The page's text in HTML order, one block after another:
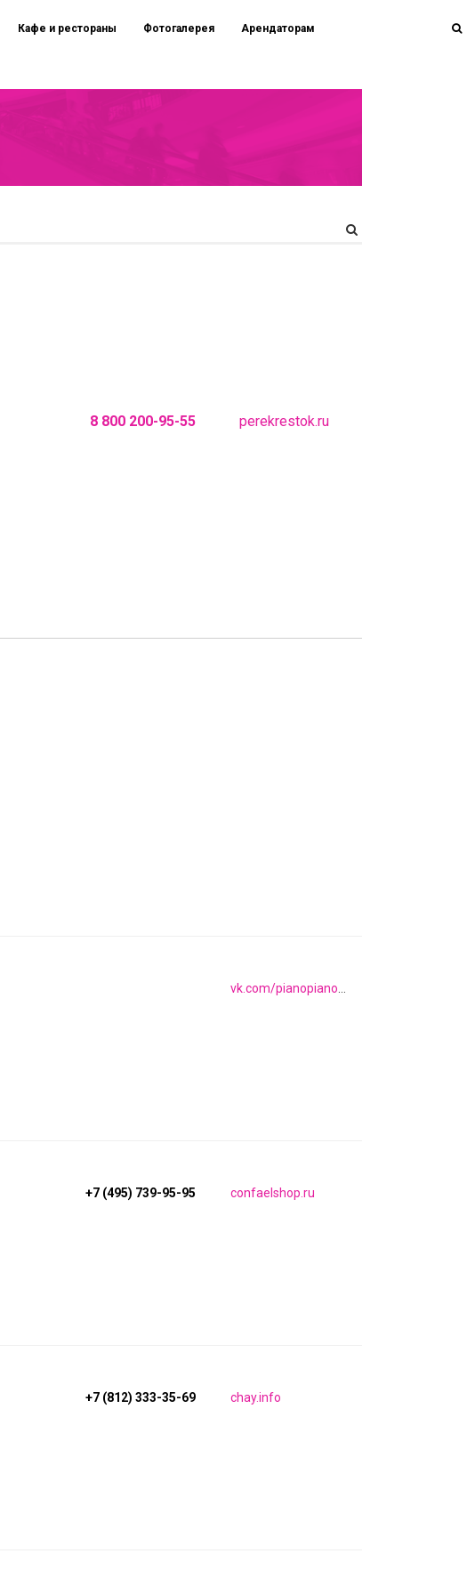
Кафе и рестораны Фотогалерея Арендаторам
8 800 200-95-55 perekrestok.ru
+7 (495) 739-95-95 confaelshop.ru
+7 (812) 333-35-69 chay.info